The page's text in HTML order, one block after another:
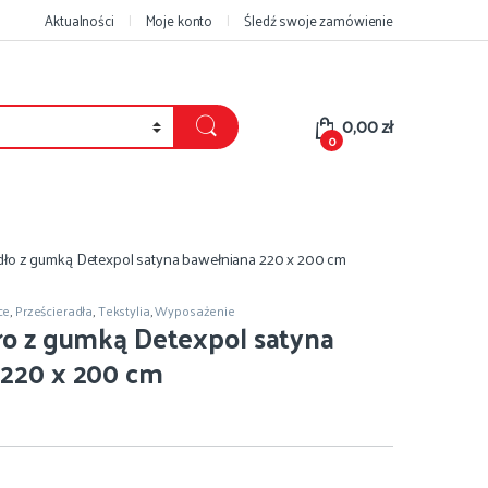
Aktualności Moje konto Śledź swoje zamówienie
0 0,00zł
z gumką Detexpol satyna bawełniana 220 x 200 cm
,Prześcieradła,Tekstylia,Wyposażenie
z gumką Detexpol satyna
x 200 cm